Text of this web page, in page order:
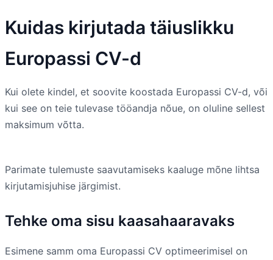
Kuidas kirjutada täiuslikku
Europassi CV-d
Kui olete kindel, et soovite koostada Europassi CV-d, või
kui see on teie tulevase tööandja nõue, on oluline sellest
maksimum võtta.
Parimate tulemuste saavutamiseks kaaluge mõne lihtsa
kirjutamisjuhise järgimist.
Tehke oma sisu kaasahaaravaks
Esimene samm oma Europassi CV optimeerimisel on